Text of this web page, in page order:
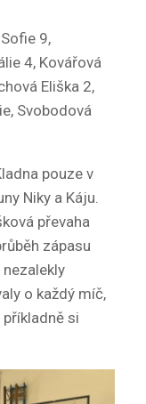
9,
4, Kovářová
Eliška 2,
Svobodová
pouze v
Niky a Káju.
převaha
zápasu
o každý míč,
si